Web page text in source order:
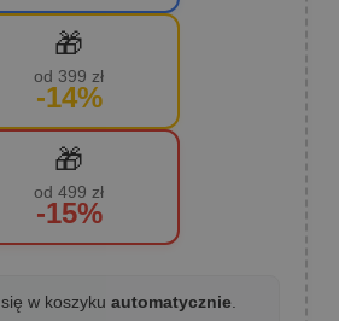
🎁
od 399 zł
-14%
🎁
od 499 zł
-15%
w koszyku automatycznie.